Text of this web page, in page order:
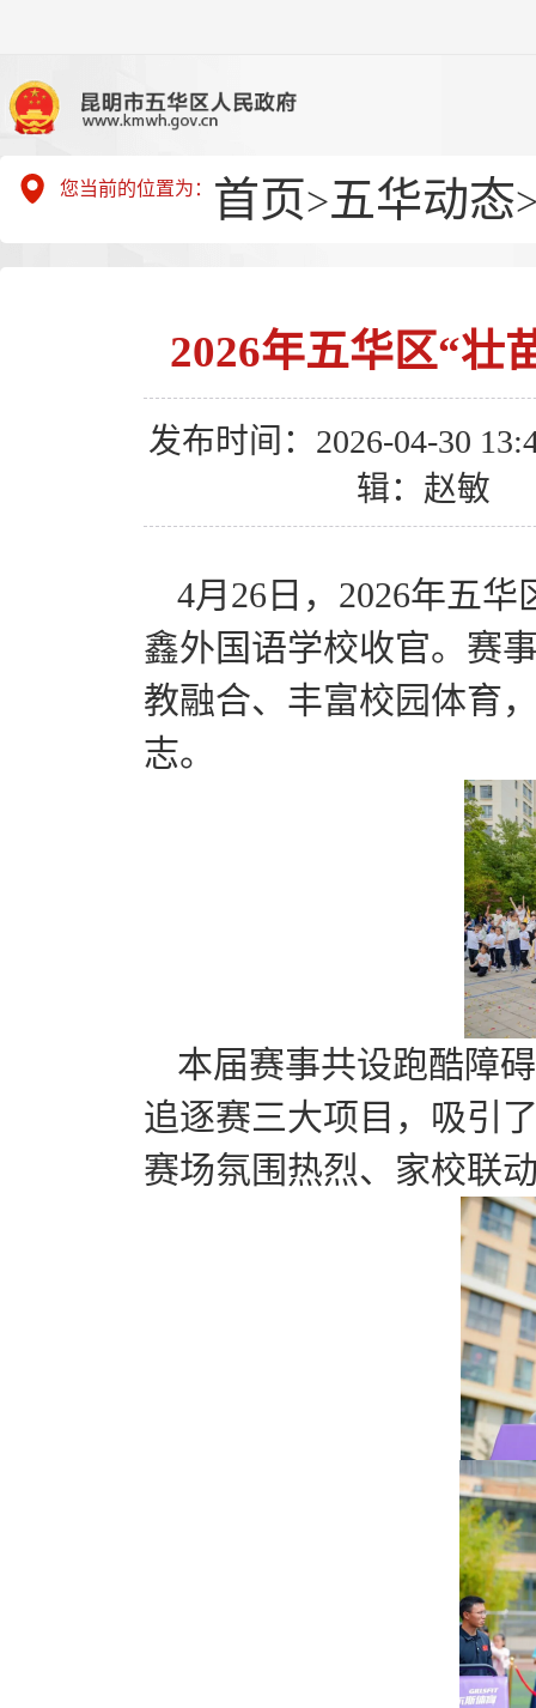
您当前的位置为： 首页>五华动态
2026年五华区“壮
发布时间：2026-04-30
辑：赵敏
4月26日，2026年五
鑫外国语学校收官。赛
教融合、丰富校园体育
志。
本届赛事共设跑酷障
追逐赛三大项目，吸引
赛场氛围热烈、家校联